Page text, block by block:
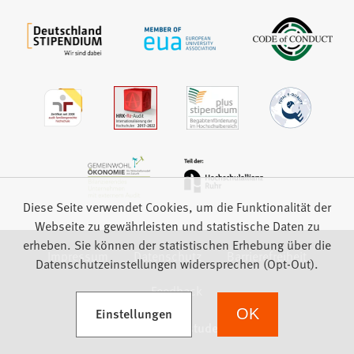
Impressum Datenschutz
Barrierefreiheit
Feedback
Diese Seite verwendet Cookies, um die Funktionalität der
Webseite zu gewährleisten und statistische Daten zu
erheben. Sie können der statistischen Erhebung über die
Datenschutzeinstellungen widersprechen (Opt-Out).
Einstellungen
(Öffnet in einem neuen Tab) OK